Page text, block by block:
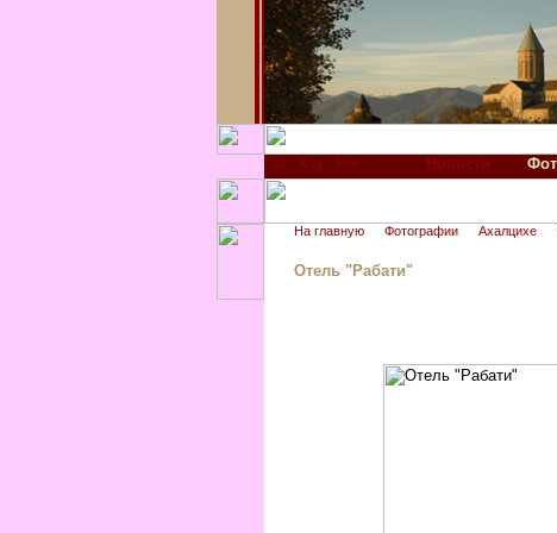
Новости
На главную Фотографии Ахалцихе
Отель "Рабати"